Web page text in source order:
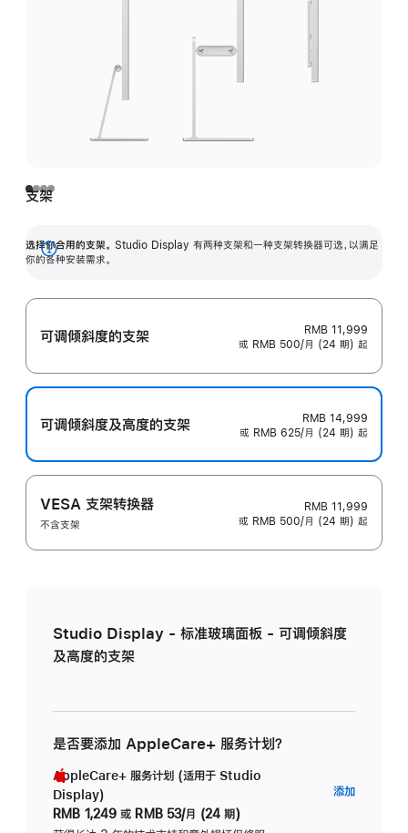
支架
选择你合用的支架。 Studio Display 有两种支架和一种支架转换器可选，以满足
你的各种安装需求。
展
可调倾斜度的支架
RMB 11,999
或 RMB 500/月 (24 期) 起
可调倾斜度及高‍度的支‍架
RMB 14,999
或 RMB 625/月 (24 期) 起
VESA 支架转换器
不含支架
RMB 11,999
或 RMB 500/月 (24 期) 起
Studio Display - 标准玻璃面板 - 可调倾斜度
及高度的支架
是否要添加 AppleCare+ 服务计划？
AppleCare+ 服务计划 (适用于 Studio
Display)
RMB 1,249 或 RMB 53/月 (24 期)
添加